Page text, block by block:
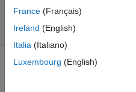
조회 수: 5
(30일)
France (Français)
Ireland (English)
Italia (Italiano)
Luxembourg (English)